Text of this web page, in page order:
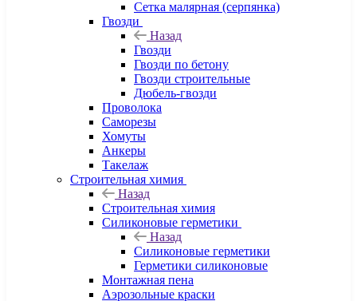
Сетка малярная (серпянка)
Гвозди
Назад
Гвозди
Гвозди по бетону
Гвозди строительные
Дюбель-гвозди
Проволока
Саморезы
Хомуты
Анкеры
Такелаж
Строительная химия
Назад
Строительная химия
Силиконовые герметики
Назад
Силиконовые герметики
Герметики силиконовые
Монтажная пена
Аэрозольные краски